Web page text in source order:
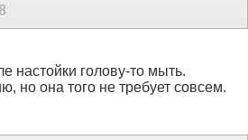
настойки голову-то мыть.
но она того не требует совсем.